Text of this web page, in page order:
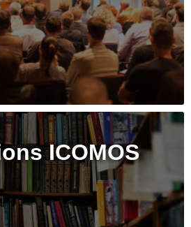
ICOMOS